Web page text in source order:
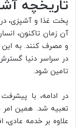
تاریخچه
پخت غذا و آشپزی،
آن زمان تاکنون،
و مصرف کنند. به این
در سراسر دنیا
تامین شود.
در ادامه، با
تعبیه شد. همین امر
علاوه بر خدمه عادی،